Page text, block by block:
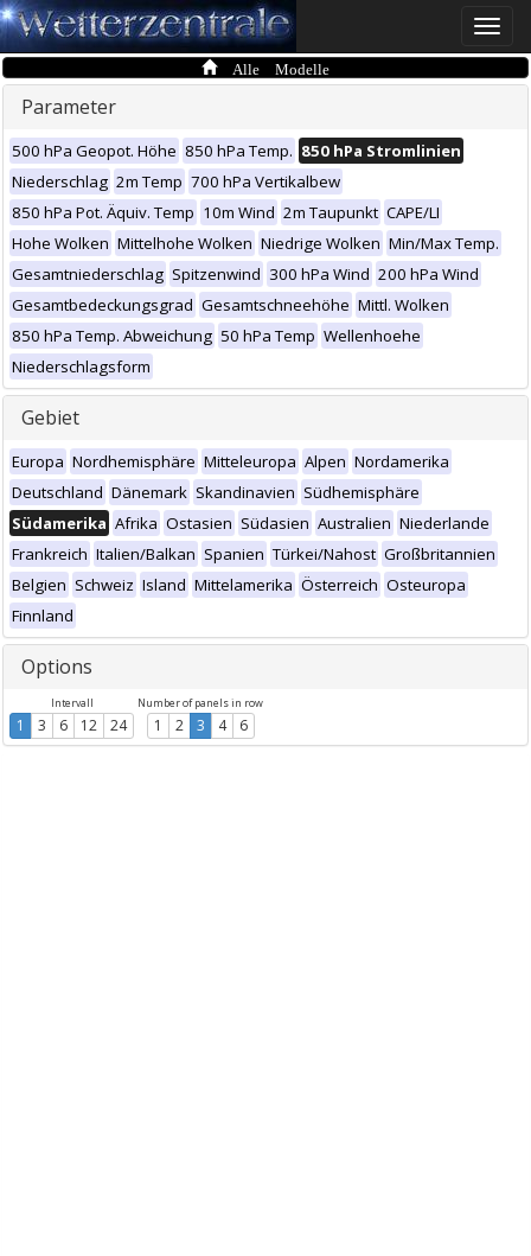
Toggle
Alle Modelle
Parameter
500 hPa Geopot. Höhe 850 hPa Temp. 850 hPa Stromlinien
Niederschlag 2m Temp 700 hPa Vertikalbew
850 hPa Pot. Äquiv. Temp 10m Wind 2m Taupunkt CAPE/LI
Hohe Wolken Mittelhohe Wolken Niedrige Wolken Min/Max Temp.
Gesamtniederschlag Spitzenwind 300 hPa Wind 200 hPa Wind
Gesamtbedeckungsgrad Gesamtschneehöhe Mittl. Wolken
850 hPa Temp. Abweichung 50 hPa Temp Wellenhoehe
Niederschlagsform
Gebiet
Europa Nordhemisphäre Mitteleuropa Alpen Nordamerika
Deutschland Dänemark Skandinavien Südhemisphäre
Südamerika Afrika Ostasien Südasien Australien Niederlande
Frankreich Italien/Balkan Spanien Türkei/Nahost Großbritannien
Belgien Schweiz Island Mittelamerika Österreich Osteuropa
Finnland
Options
Intervall
1 3 6 12 24
Number of panels in row
1 2 3 4 6